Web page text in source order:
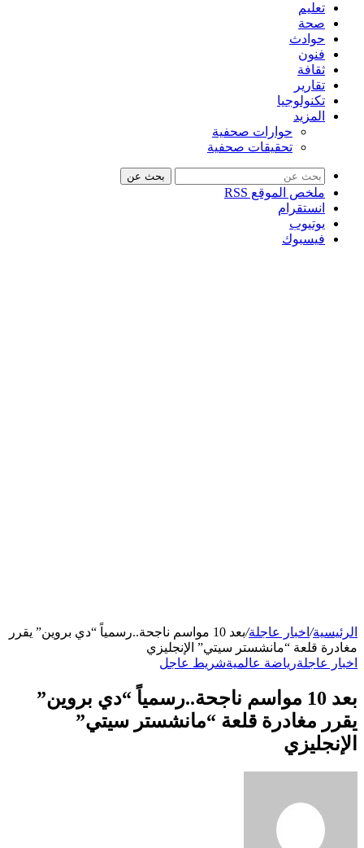
تعليم
صحة
حوادث
فنون
ثقافة
تقارير
تكنولوجيا
المزيد
حوارات صحفية
تحقيقات صحفية
بحث عن
ملخص الموقع RSS
انستقرام
يوتيوب
فيسبوك
الرئيسية/ اخبار عاجلة/
بعد 10 مواسم ناجحة..رسمياً “دي بروين” يقرر
مغادرة قلعة “مانشستر سيتي” الإنجليزي
اخبار عاجلةرياضة عالميةشريط عاجل
بعد 10 مواسم ناجحة..رسمياً “دي بروين”
يقرر مغادرة قلعة “مانشستر سيتي”
الإنجليزي